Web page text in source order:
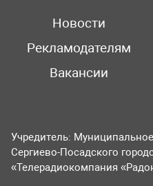
Новости
Рекламодателям
Вакансии
Учредитель:
Сергиево-Посадского
«Телерадиокомпания